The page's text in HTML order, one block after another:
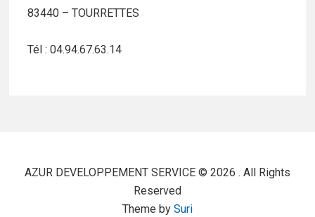
83440 – TOURRETTES
Tél : 04.94.67.63.14
AZUR DEVELOPPEMENT SERVICE © 2026 . All Rights
Reserved
Theme by Suri